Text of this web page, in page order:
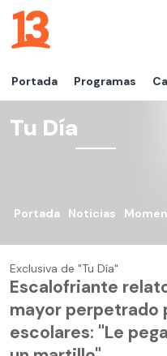
Portada Programas
Tu Día
Portada Noticias
Exclusiva de "Tu Día"
Escalofriante
mayor perpetrado
escolares: "Le